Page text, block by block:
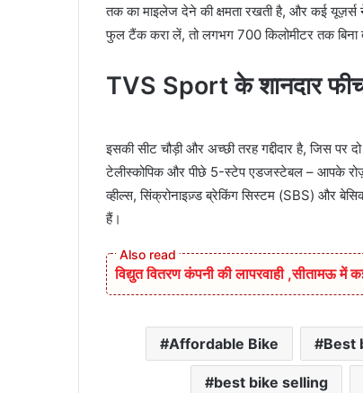
तक का माइलेज देने की क्षमता रखती है, और कई
फुल टैंक करा लें, तो लगभग 700 किलोमीटर तक बिना
TVS Sport के शानदार
इसकी सीट चौड़ी और अच्छी तरह गद्दीदार है, जिस
टेलीस्कोपिक और पीछे 5-स्टेप एडजस्टेबल – आपके
व्हील्स, सिंक्रोनाइज़्ड ब्रेकिंग सिस्टम (SBS) और
हैं।
विद्युत वितरण कंपनी की लापरवाही ,सीतामऊ में
Affordable Bike Best
best bike selling